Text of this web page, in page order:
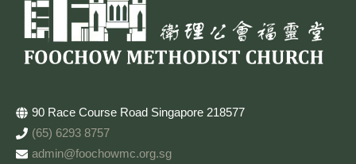
90 Race Course Road Singapore 218577
(65) 6293 8757
admin@foochowmc.org.sg